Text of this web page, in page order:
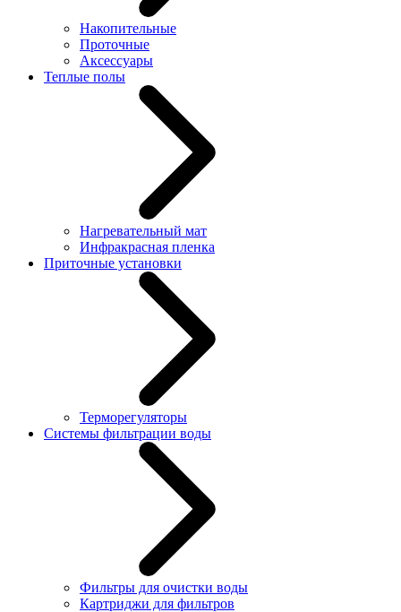
Накопительные
Проточные
Аксессуары
Теплые полы
Нагревательный мат
Инфракрасная пленка
Приточные установки
Терморегуляторы
Системы фильтрации воды
Фильтры для очистки воды
Картриджи для фильтров